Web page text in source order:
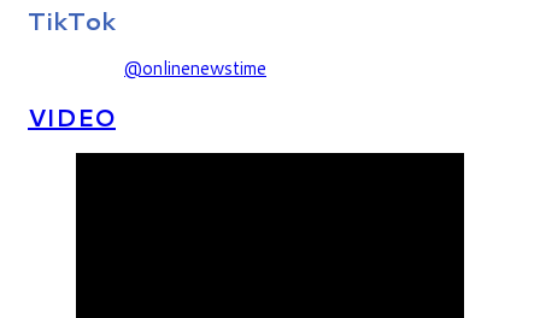
TikTok
@onlinenewstime
VIDEO